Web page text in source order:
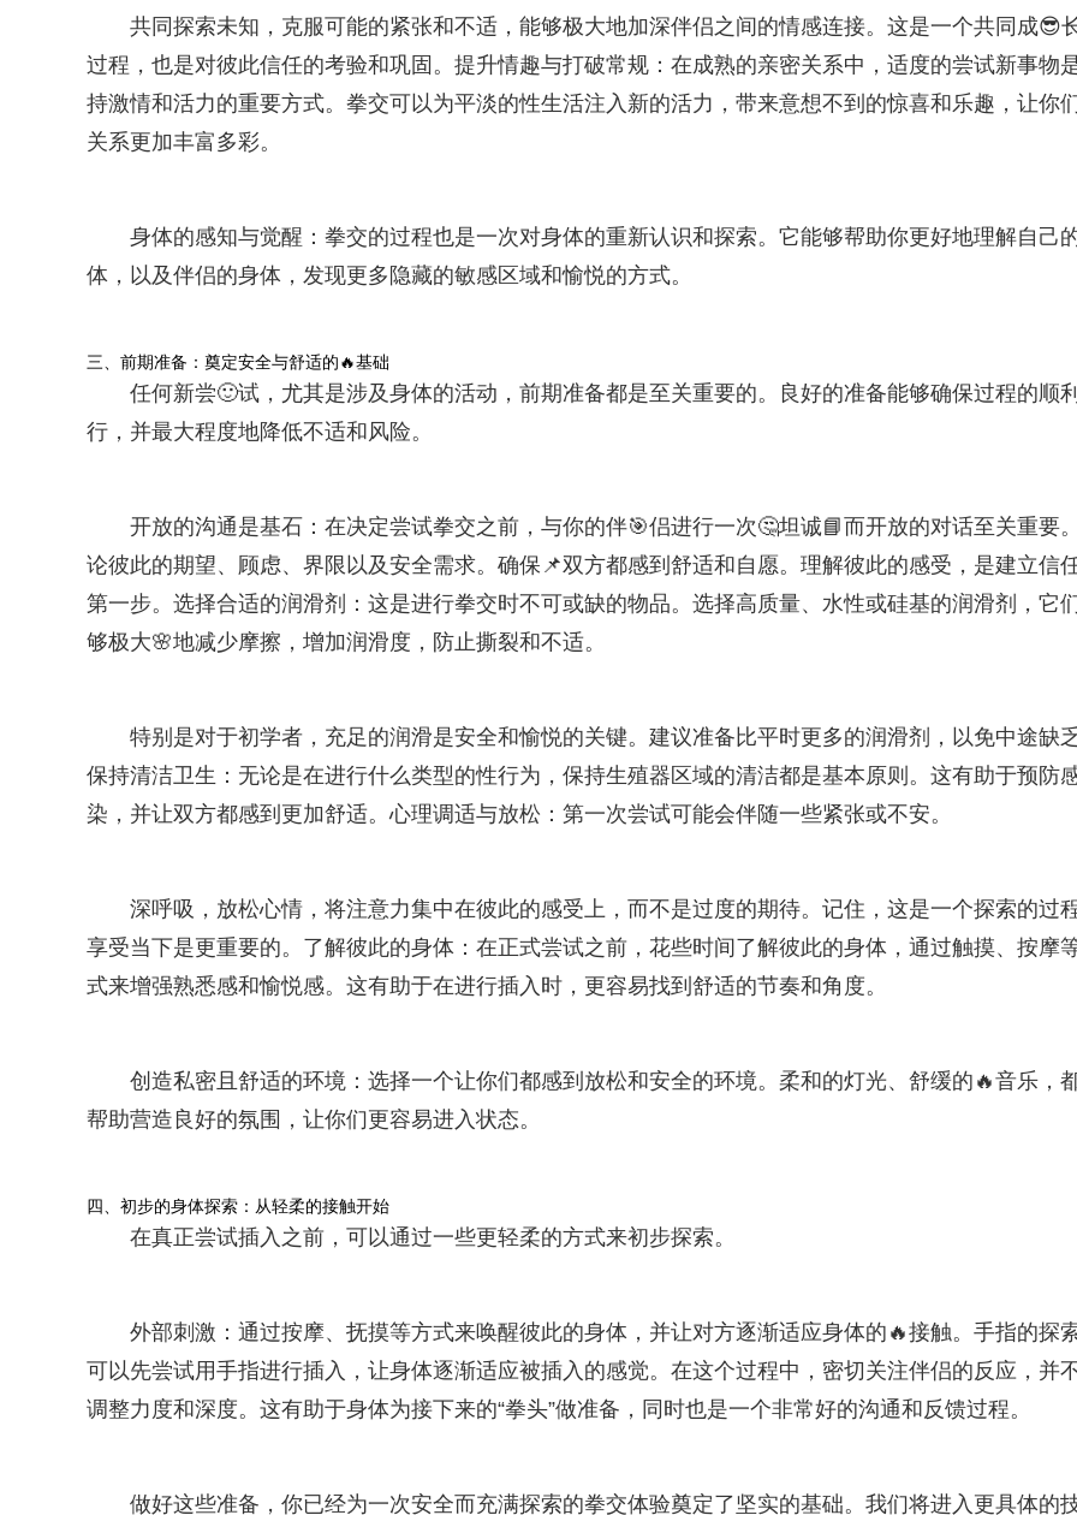
共同探索未知，克服可能的紧张和不适，能够极大地加深伴侣之间的情感连接。这是一个共同成😎
过程，也是对彼此信任的考验和巩固。提升情趣与打破常规：在成熟的亲密关系中，适度的尝试新事物
持激情和活力的重要方式。拳交可以为平淡的性生活注入新的活力，带来意想不到的惊喜和乐趣，让你
关系更加丰富多彩。
身体的感知与觉醒：拳交的过程也是一次对身体的重新认识和探索。它能够帮助你更好地理解自己
体，以及伴侣的身体，发现更多隐藏的敏感区域和愉悦的方式。
三、前期准备：奠定安全与舒适的🔥基础
任何新尝🙂试，尤其是涉及身体的活动，前期准备都是至关重要的。良好的准备能够确保过程的顺
行，并最大程度地降低不适和风险。
开放的沟通是基石：在决定尝试拳交之前，与你的伴🎯侣进行一次🤔坦诚📘而开放的对话至关重要
论彼此的期望、顾虑、界限以及安全需求。确保📌双方都感到舒适和自愿。理解彼此的感受，是建立信
第一步。选择合适的润滑剂：这是进行拳交时不可或缺的物品。选择高质量、水性或硅基的润滑剂，它
够极大🌸地减少摩擦，增加润滑度，防止撕裂和不适。
特别是对于初学者，充足的润滑是安全和愉悦的关键。建议准备比平时更多的润滑剂，以免中途缺
保持清洁卫生：无论是在进行什么类型的性行为，保持生殖器区域的清洁都是基本原则。这有助于预防
染，并让双方都感到更加舒适。心理调适与放松：第一次尝试可能会伴随一些紧张或不安。
深呼吸，放松心情，将注意力集中在彼此的感受上，而不是过度的期待。记住，这是一个探索的过
享受当下是更重要的。了解彼此的身体：在正式尝试之前，花些时间了解彼此的身体，通过触摸、按摩
式来增强熟悉感和愉悦感。这有助于在进行插入时，更容易找到舒适的节奏和角度。
创造私密且舒适的环境：选择一个让你们都感到放松和安全的环境。柔和的灯光、舒缓的🔥音乐，
帮助营造良好的氛围，让你们更容易进入状态。
四、初步的身体探索：从轻柔的接触开始
在真正尝试插入之前，可以通过一些更轻柔的方式来初步探索。
外部刺激：通过按摩、抚摸等方式来唤醒彼此的身体，并让对方逐渐适应身体的🔥接触。手指的探
可以先尝试用手指进行插入，让身体逐渐适应被插入的感觉。在这个过程中，密切关注伴侣的反应，并
调整力度和深度。这有助于身体为接下来的“拳头”做准备，同时也是一个非常好的沟通和反馈过程。
做好这些准备，你已经为一次安全而充满探索的拳交体验奠定了坚实的基础。我们将进入更具体的